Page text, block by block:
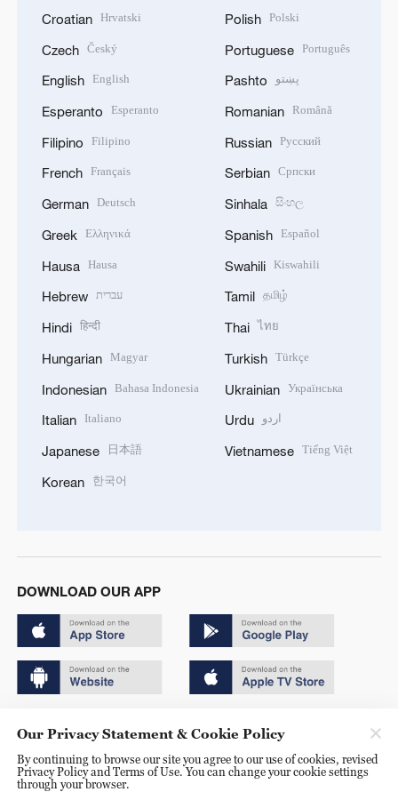
Croatian Hrvatski
Czech Český
English English
Esperanto Esperanto
Filipino Filipino
French Français
German Deutsch
Greek Ελληνικά
Hausa Hausa
Hebrew עברית
Hindi हिन्दी
Hungarian Magyar
Indonesian Bahasa Indonesia
Italian Italiano
Japanese 日本語
Korean 한국어
Polish Polski
Portuguese Português
Pashto پښتو
Romanian Română
Russian Русский
Serbian Српски
Sinhala සිංහල
Spanish Español
Swahili Kiswahili
Tamil தமிழ்
Thai ไทย
Turkish Türkçe
Ukrainian Українська
Urdu اردو
Vietnamese Tiếng Việt
DOWNLOAD OUR APP
京ICP备20000184号
京公网安备 11010502050052号
Our Privacy Statement & Cookie Policy
By continuing to browse our site you agree to our use of cookies, revised
Privacy Policy and Terms of Use. You can change your cookie settings
through your browser.